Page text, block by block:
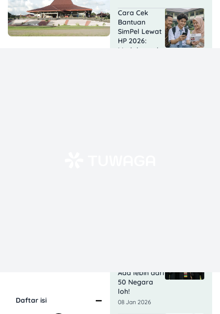
Daftar isi
Cara Cek
Bantuan
SimPel Lewat
HP 2026:
Mudah untuk
Ada lebih dari
50 Negara
loh!
08 Jan 2026